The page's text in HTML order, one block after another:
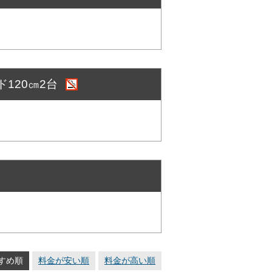
120㎝2台
め順 料金が安い順 料金が高い順